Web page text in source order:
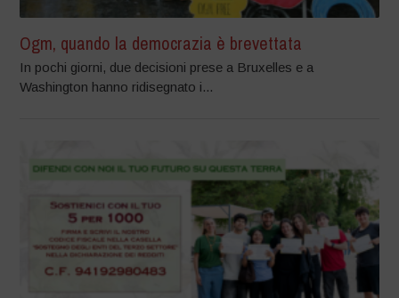
Ogm, quando la democrazia è brevettata
In pochi giorni, due decisioni prese a Bruxelles e a
Washington hanno ridisegnato i...